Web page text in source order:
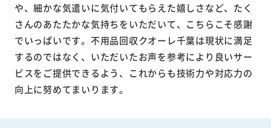
や、細かな気遣いに気付いてもらえた嬉しさなど、たく
さんのあたたかな気持ちをいただいて、こちらこそ感謝
でいっぱいです。不用品回収クオーレ千葉は現状に満足
するのではなく、いただいたお声を参考により良いサー
ビスをご提供できるよう、これからも技術力や対応力の
向上に努めてまいります。